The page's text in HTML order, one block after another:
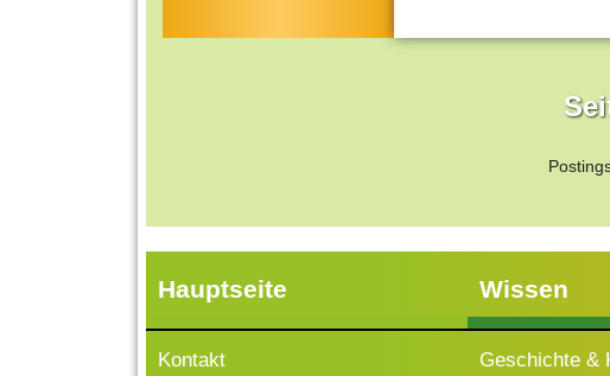
Hauptseite
Kontakt
Wissen
Geschichte &